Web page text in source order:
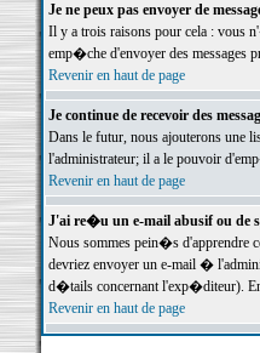
Je ne peux pas envoyer de
Il y a trois raisons pour cela :
emp�che d'envoyer des messages
Revenir en haut de page
Je continue de recevoir des
Dans le futur, nous ajouterons une
l'administrateur; il a le pouvoir
Revenir en haut de page
J'ai re�u un e-mail abusif ou de
Nous sommes pein�s d'apprendre
devriez envoyer un e-mail �
d�tails concernant l'exp�diteur).
Revenir en haut de page